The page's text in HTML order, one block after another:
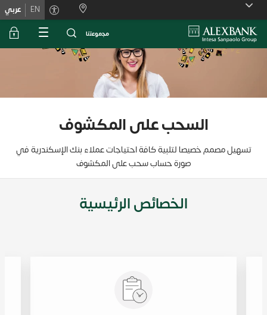
Skiplinks
EN عربي
ﻣﺟﻣوﻋﺗﻧﺎ
السحب على المكشوف
تسهيل مصمم خصيصا لتلبية كافة احتياجات عملاء بنك الإسكندرية في
صورة حساب سحب على المكشوف
الخصائص الرئيسية